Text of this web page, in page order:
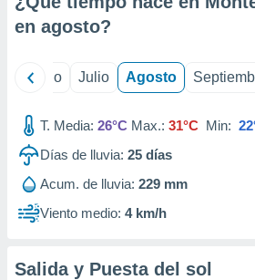
e
publicidad
publicidad
de
en agosto?
Junio Julio Agosto
T. Media: 26°C Max.: 31°C Min:
Días de lluvia: 25 días
Acum. de lluvia: 229 mm
Viento medio: 4 km/h
Salida y Puesta del sol